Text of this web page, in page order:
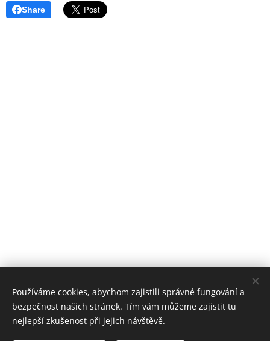
Share
Používáme cookies, abychom zajistili správné fungování a
bezpečnost našich stránek. Tím vám můžeme zajistit tu
nejlepší zkušenost při jejich návštěvě.